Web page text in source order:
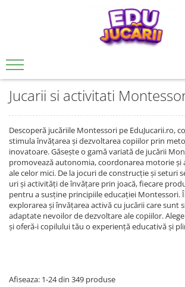
0 - 3 ani
3 - 6 ani
6 - 9 ani
9 - 12 ani
pentru FETE
pentru BAIETI
Jucarii si jocuri educative
Jucarii si activitati Montessori si
Jucarii din lemn
Jucarii educative
Jocuri de indemanare si
dexteritate
Jocuri de memorie, inteligenta si
asociere
Puzzle
Magnetic
lemn
Alfabet si matematica
Creative
Seturi de constructie
Pictura si desen
Jocuri de pescuit
Muzicale
Jocuri pentru margelit si siteruit
Jucarii antistres
LEGO
CARTI PENTRU COPII
Usborne
Editura Univers Enciclopedic
Colectia Unicornii magici
Colectia Ucenicul vrajitor
Colectia Hotii luminii
Colectia Tafiti – povești educative și
ilustrate pentru copii 5-7 ani
Colectia Cauta si Gaseste
Povesti diverse
Editura ALL
Colectia FANNI. Dezvoltare
Seria Lectia de sanatate
Papusi si accesorii
Ateliere si bancuri de lucru
Vehicule
Figurine
Set joaca doctor
Motrice si senzoriale
Dentitie
Centre de activitati
Antemergatoare si premergatoare
Cuburi si caramizi
Zornaitoare
Rechizite si papatarie
Rechizite Creative
Jucarii si activitati
Descoperă jucăriile Montessori pe EduJucarii.ro,
stimula învățarea și dezvoltarea copiilor prin
inovatoare. Găsește o gamă variată de jucării
promovează autonomia, coordonarea motorie și
ale celor mici. De la jocuri de construcție și seturi
uri și activități de învățare prin joacă, fiecare
pentru a susține principiile educației Montessori.
explorarea și învățarea activă cu jucării care sunt
adaptate nevoilor de dezvoltare ale copiilor.
și oferă-i copilului tău o experiență educativă și
Afiseaza: 1-24din 349 produse